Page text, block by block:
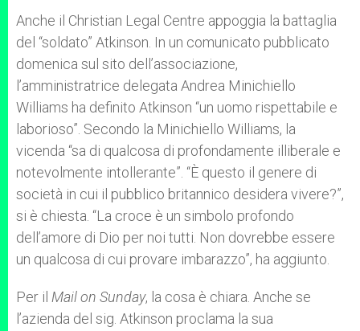
Anche il Christian Legal Centre appoggia la battaglia
del “soldato” Atkinson. In un comunicato pubblicato
domenica sul sito dell’associazione,
l’amministratrice delegata Andrea Minichiello
Williams ha definito Atkinson “un uomo rispettabile e
laborioso”. Secondo la Minichiello Williams, la
vicenda “sa di qualcosa di profondamente illiberale e
notevolmente intollerante”. “È questo il genere di
società in cui il pubblico britannico desidera vivere?”,
si è chiesta. “La croce è un simbolo profondo
dell’amore di Dio per noi tutti. Non dovrebbe essere
un qualcosa di cui provare imbarazzo”, ha aggiunto.
Per il Mail on Sunday, la cosa è chiara. Anche se
l’azienda del sig. Atkinson proclama la sua